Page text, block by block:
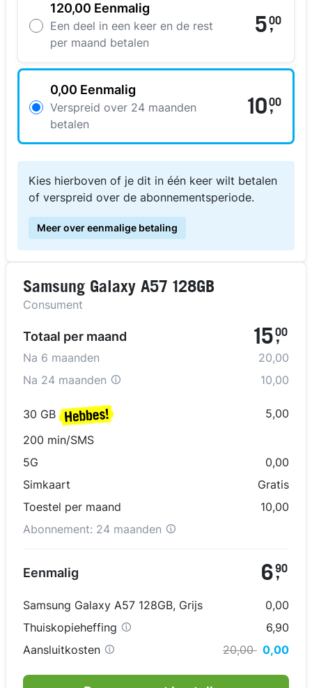
120,00 Eenmalig
Een deel in een keer en de rest
per maand betalen
5,
00
0,00 Eenmalig
Verspreid over 24 maanden
betalen
10,
00
Kies hierboven of je dit in één keer wilt betalen
of verspreid over de abonnementsperiode.
Meer over eenmalige betaling
Samsung Galaxy A57 128GB
Consument
Totaal per maand 15,
00
Na 6 maanden
20,00
Na 24 maanden 10,00
30 GB
5,00
200 min/SMS
5G
0,00
Simkaart
Gratis
Toestel per maand
10,00
Abonnement: 24 maanden
Eenmalig 6,
90
Samsung Galaxy A57 128GB, Grijs
0,00
Thuiskopieheffing
6,90
Aansluitkosten
20,00 0,00